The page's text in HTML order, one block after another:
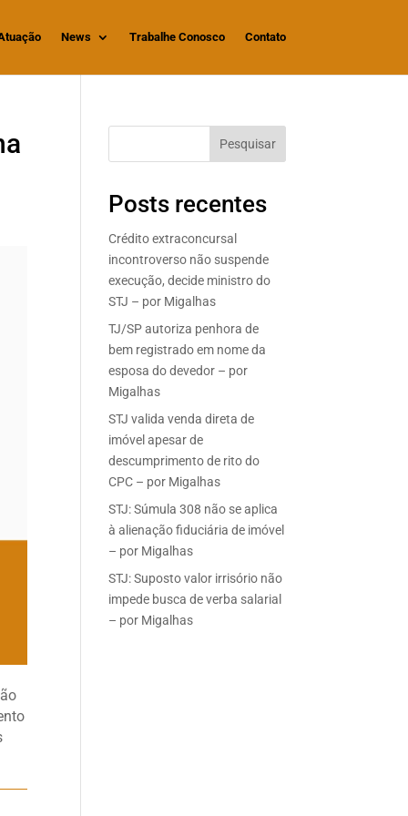
News Trabalhe Conosco Contato
Pesquisar
Posts recentes
Crédito extraconcursal
incontroverso não suspende
execução, decide ministro do
STJ – por Migalhas
TJ/SP autoriza penhora de
bem registrado em nome da
esposa do devedor – por
Migalhas
STJ valida venda direta de
imóvel apesar de
descumprimento de rito do
CPC – por Migalhas
STJ: Súmula 308 não se aplica
à alienação fiduciária de imóvel
– por Migalhas
STJ: Suposto valor irrisório não
impede busca de verba salarial
– por Migalhas